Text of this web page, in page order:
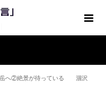
岳へ②絶景が待っている 涸沢